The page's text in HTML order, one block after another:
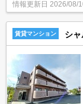
情報更新日 2026/08/
賃貸マンション シ